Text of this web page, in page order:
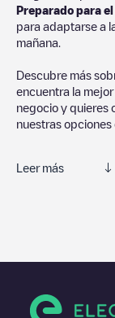
Preparado para
para adaptarse a
mañana.
Descubre más
encuentra la
negocio y quieres
nuestras opciones
Leer más
su vehículo